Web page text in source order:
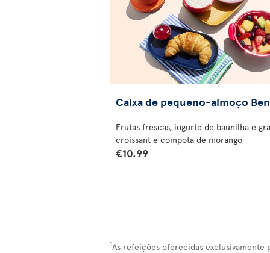
Caixa de pequeno-almoço
Frutas frescas, iogurte de baunilha e
croissant e compota de morango
€10.99
1As refeições oferecidas exclusivamente